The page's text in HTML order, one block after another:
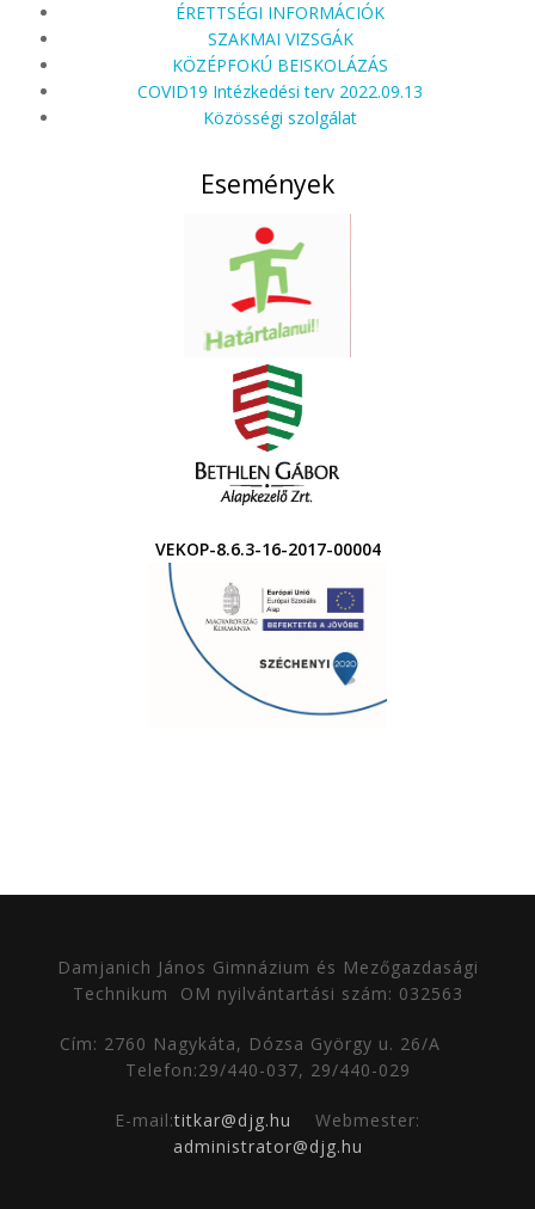
ÉRETTSÉGI INFORMÁCIÓK
SZAKMAI VIZSGÁK
KÖZÉPFOKÚ BEISKOLÁZÁS
COVID19 Intézkedési terv 2022.09.13
Közösségi szolgálat
Események
VEKOP-8.6.3-16-2017-00004
Damjanich János Gimnázium és Mezőgazdasági
Technikum
OM nyilvántartási szám: 032563
Cím: 2760 Nagykáta, Dózsa György u. 26/A
Telefon:29/440-037, 29/440-029
E-mail:titkar@djg.hu
Webmester:
administrator@djg.hu